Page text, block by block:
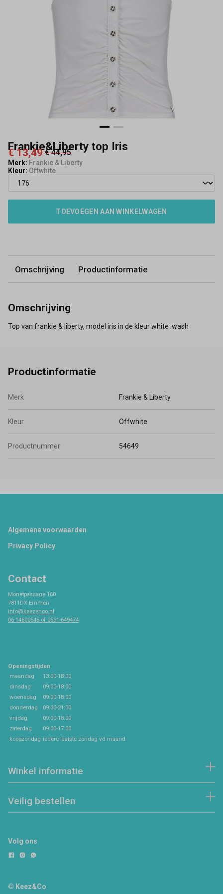
Frankie&Liberty top Iris
€ 13,49 € 44,95
Merk: Frankie & Liberty
Kleur: Offwhite
TOEVOEGEN AAN WINKELWAGEN
Omschrijving Productinformatie
Omschrijving
Top van frankie & liberty, model iris in de kleur white .wash
Productinformatie
Merk Frankie & Liberty
Kleur Offwhite
Productnummer 54649
Footer
Algemene voorwaarden
Privacy Policy
Contact
Monetpassage 160
7811DX Emmen
info@keezenco.nl
06-14600545 of 0591-649474
Openingstijden
maandag
13:00-18:00
dinsdag
09:00-18:00
woensdag
09:00-18:00
donderdag
09:00-21:00
vrijdag
09:00-18:00
zaterdag
09:00-17:00
koopzondag iedere laatste zondag vd maand
Winkel informatie
Veilig bestellen
Volg ons
© Keez&Co